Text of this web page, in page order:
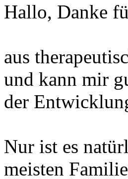
Hallo, Danke
aus
und kann mir
der
Nur ist es
meisten